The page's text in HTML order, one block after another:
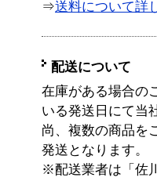
⇒送料について詳
配送について
在庫がある場合の
いる発送日にて当
尚、複数の商品を
発送となります。
※配送業者は「佐